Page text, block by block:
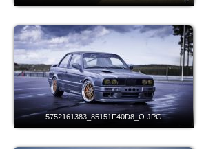
5752161383_85151F40D8_O.JPG